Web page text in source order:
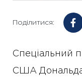
Поділитися:
Спеціальний
США Дональда